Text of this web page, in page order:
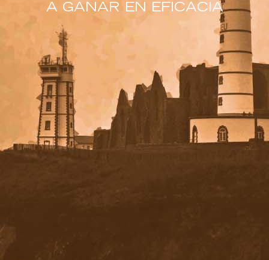
A GANAR EN EFICACIA